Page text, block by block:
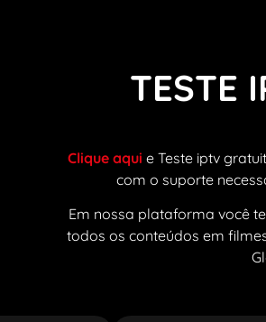
TESTE
Clique aqui e Teste iptv
com o suporte
Em nossa plataforma você
todos os conteúdos em